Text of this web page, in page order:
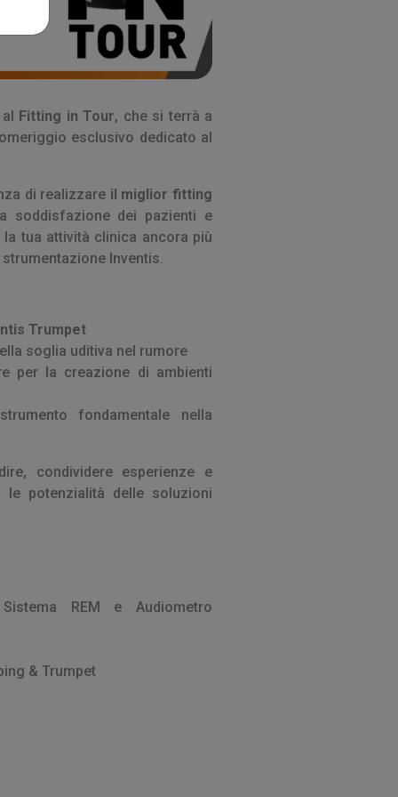
Fitting in Tour, che si terrà a
esclusivo dedicato al
di realizzare il miglior fitting
soddisfazione dei pazienti e
tua attività clinica ancora più
Inventis.
Trumpet
soglia uditiva nel rumore
per la creazione di ambienti
fondamentale nella
condividere esperienze e
potenzialità delle soluzioni
REM e Audiometro
& Trumpet